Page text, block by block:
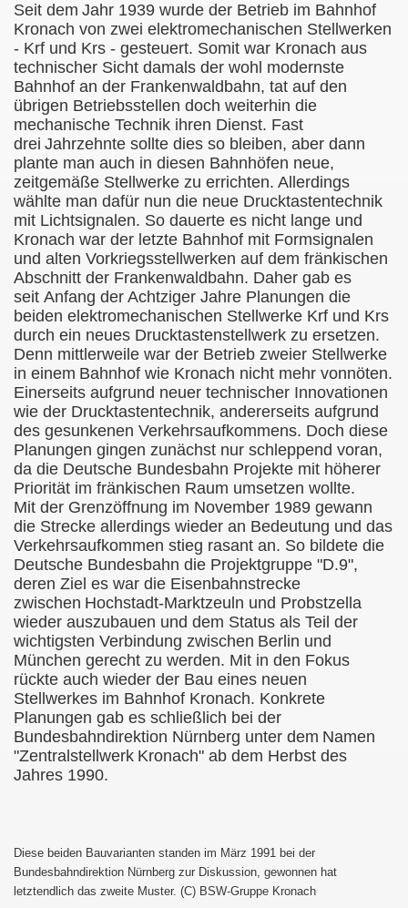
Seit dem Jahr 1939 wurde der Betrieb im Bahnhof
Kronach von zwei elektromechanischen Stellwerken
- Krf und Krs - gesteuert. Somit war Kronach aus
technischer Sicht damals der wohl modernste
Bahnhof an der Frankenwaldbahn, tat auf den
übrigen Betriebsstellen doch weiterhin die
mechanische Technik ihren Dienst. Fast
drei Jahrzehnte sollte dies so bleiben, aber dann
plante man auch in diesen Bahnhöfen neue,
zeitgemäße Stellwerke zu errichten. Allerdings
wählte man dafür nun die neue Drucktastentechnik
mit Lichtsignalen. So dauerte es nicht lange und
Kronach war der letzte Bahnhof mit Formsignalen
und alten Vorkriegsstellwerken auf dem fränkischen
Abschnitt der Frankenwaldbahn. Daher gab es
seit Anfang der Achtziger Jahre Planungen die
beiden elektromechanischen Stellwerke Krf und Krs
durch ein neues Drucktastenstellwerk zu ersetzen.
Denn mittlerweile war der Betrieb zweier Stellwerke
in einem Bahnhof wie Kronach nicht mehr vonnöten.
Einerseits aufgrund neuer technischer Innovationen
wie der Drucktastentechnik, andererseits aufgrund
des gesunkenen Verkehrsaufkommens. Doch diese
Planungen gingen zunächst nur schleppend voran,
da die Deutsche Bundesbahn Projekte mit höherer
Priorität im fränkischen Raum umsetzen wollte.
Mit der Grenzöffnung im November 1989 gewann
die Strecke allerdings wieder an Bedeutung und das
Verkehrsaufkommen stieg rasant an. So bildete die
Deutsche Bundesbahn die Projektgruppe "D.9",
deren Ziel es war die Eisenbahnstrecke
zwischen Hochstadt-Marktzeuln und Probstzella
wieder auszubauen und dem Status als Teil der
wichtigsten Verbindung zwischen Berlin und
München gerecht zu werden. Mit in den Fokus
rückte auch wieder der Bau eines neuen
Stellwerkes im Bahnhof Kronach. Konkrete
Planungen gab es schließlich bei der
Bundesbahndirektion Nürnberg unter dem Namen
"Zentralstellwerk Kronach" ab dem Herbst des
Jahres 1990.
Diese beiden Bauvarianten standen im März 1991 bei der
Bundesbahndirektion Nürnberg zur Diskussion, gewonnen hat
letztendlich das zweite Muster. (C) BSW-Gruppe Kronach